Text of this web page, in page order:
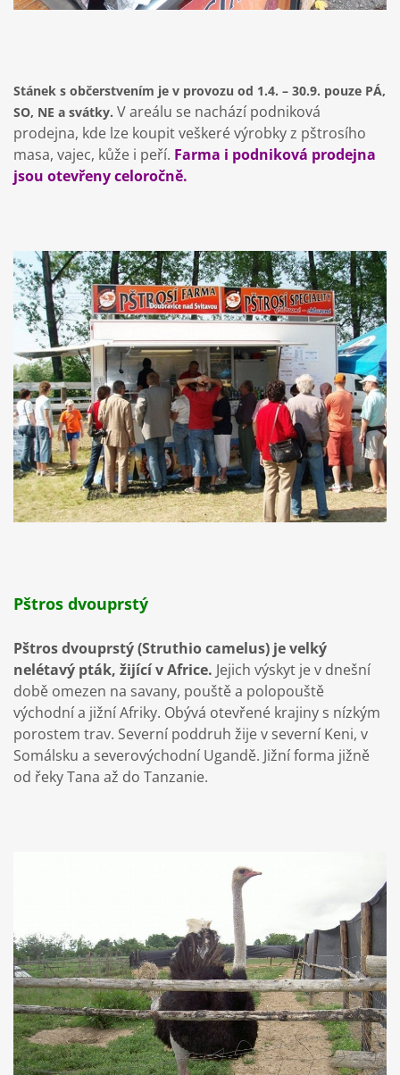
Stánek s občerstvením je v provozu od 1.4. – 30.9. pouze PÁ,
SO, NE a svátky. V areálu se nachází podniková
prodejna, kde lze koupit veškeré výrobky z pštrosího
masa, vajec, kůže i peří. Farma i podniková prodejna
jsou otevřeny celoročně.
Pštros dvouprstý
Pštros dvouprstý (Struthio camelus) je velký
nelétavý pták, žijící v Africe. Jejich výskyt je v dnešní
době omezen na savany, pouště a polopouště
východní a jižní Afriky. Obývá otevřené krajiny s nízkým
porostem trav. Severní poddruh žije v severní Keni, v
Somálsku a severovýchodní Ugandě. Jižní forma jižně
od řeky Tana až do Tanzanie.